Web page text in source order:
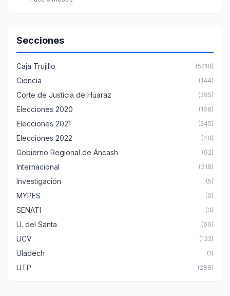
Secciones
Caja Trujillo (5218)
Ciencia (144)
Corte de Justicia de Huaraz (285)
Elecciones 2020 (168)
Elecciones 2021 (245)
Elecciones 2022 (48)
Gobierno Regional de Áncash (92)
Internacional (318)
Investigación (5)
MYPES (0)
SENATI (3)
U. del Santa (66)
UCV (132)
Uladech (1)
UTP (288)